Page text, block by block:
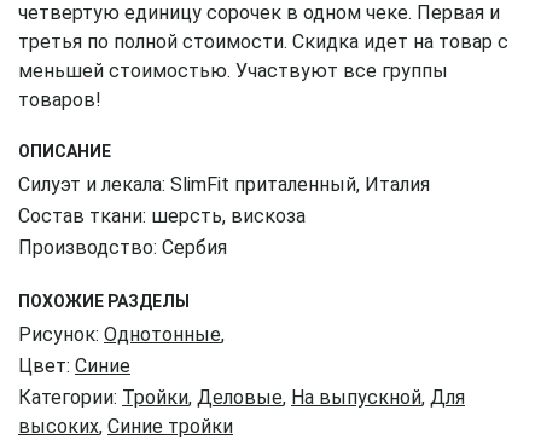
четвертую единицу сорочек в одном чеке. Первая и
третья по полной стоимости. Скидка идет на товар с
меньшей стоимостью. Участвуют все группы
товаров!
ОПИСАНИЕ
Силуэт и лекала: SlimFit приталенный, Италия
Состав ткани: шерсть, вискоза
Производство: Сербия
ПОХОЖИЕ РАЗДЕЛЫ
Рисунок: Однотонные,
Цвет: Синие
Категории: Тройки, Деловые, На выпускной, Для
высоких, Синие тройки